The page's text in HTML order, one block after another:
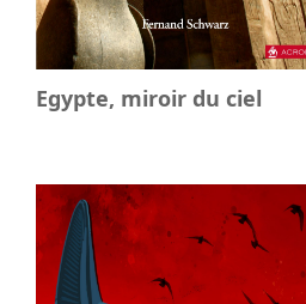
Egypte, miroir du ciel